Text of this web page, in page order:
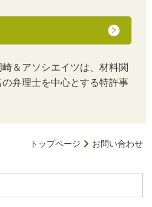
＆アソシエイツは、材料関
弁理士を中心とする特許事
トップページ お問い合わせ